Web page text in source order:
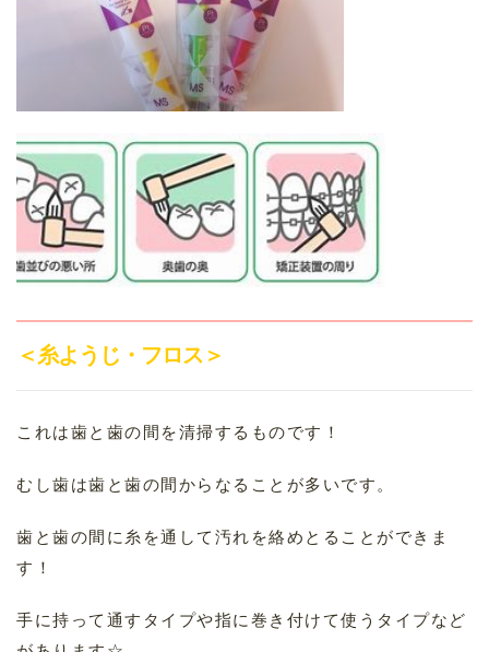
＜糸ようじ・フロス＞
これは歯と歯の間を清掃するものです！
むし歯は歯と歯の間からなることが多いです。
歯と歯の間に糸を通して汚れを絡めとることができま
す！
手に持って通すタイプや指に巻き付けて使うタイプなど